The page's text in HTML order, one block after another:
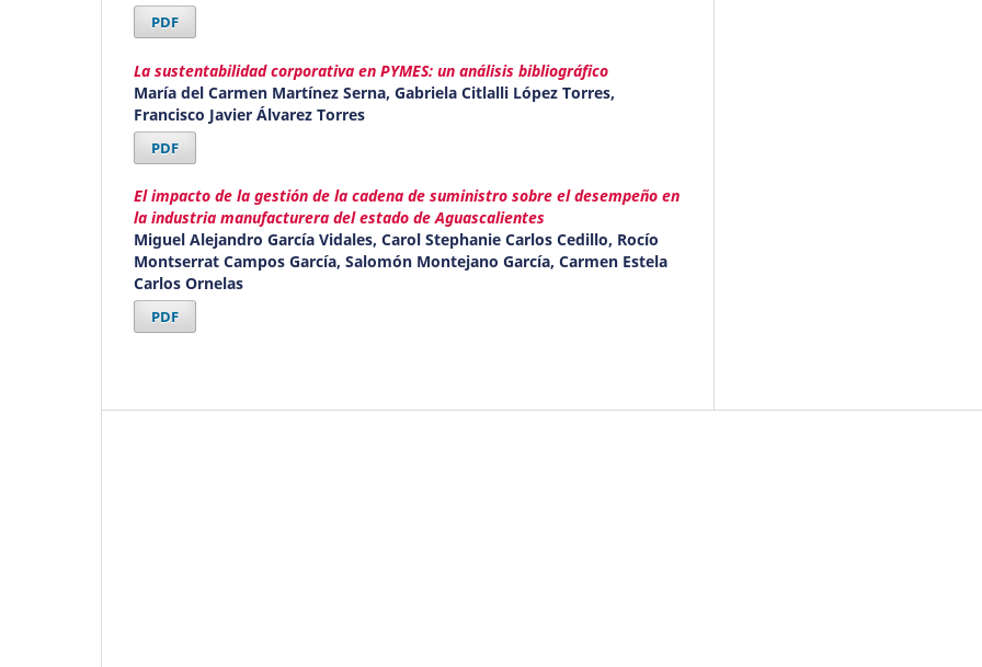
PDF
La sustentabilidad corporativa en PYMES: un análisis bibliográfico
María del Carmen Martínez Serna, Gabriela Citlalli López Torres,
Francisco Javier Álvarez Torres
PDF
El impacto de la gestión de la cadena de suministro sobre el desempeño en
la industria manufacturera del estado de Aguascalientes
Miguel Alejandro García Vidales, Carol Stephanie Carlos Cedillo, Rocío
Montserrat Campos García, Salomón Montejano García, Carmen Estela
Carlos Ornelas
PDF